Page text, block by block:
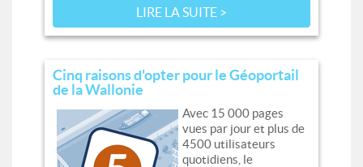
LIRE LA SUITE >
Cinq raisons d'opter pour le Géoportail
de la Wallonie
Avec 15 000 pages
vues par jour et plus de
4500 utilisateurs
quotidiens, le